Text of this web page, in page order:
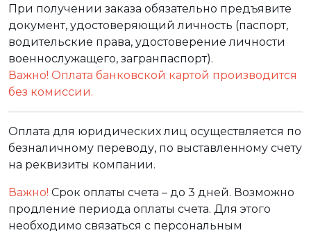
При получении заказа обязательно предъявите
документ, удостоверяющий личность (паспорт,
водительские права, удостоверение личности
военнослужащего, загранпаспорт).
Важно! Оплата банковской картой производится
без комиссии.
Оплата для юридических лиц осуществляется по
безналичному переводу, по выставленному счету
на реквизиты компании.
Важно! Срок оплаты счета – до 3 дней. Возможно
продление периода оплаты счета. Для этого
необходимо связаться с персональным